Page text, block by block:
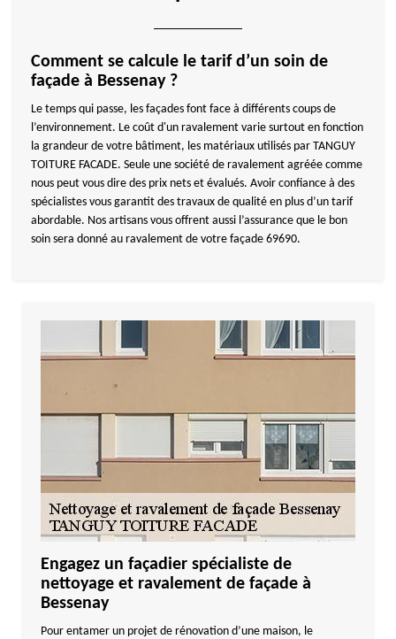
Comment se calcule le tarif d’un soin de
façade à Bessenay ?
Le temps qui passe, les façades font face à différents coups de
l’environnement. Le coût d'un ravalement varie surtout en fonction
la grandeur de votre bâtiment, les matériaux utilisés par TANGUY
TOITURE FACADE. Seule une société de ravalement agréée comme
nous peut vous dire des prix nets et évalués. Avoir confiance à des
spécialistes vous garantit des travaux de qualité en plus d’un tarif
abordable. Nos artisans vous offrent aussi l’assurance que le bon
soin sera donné au ravalement de votre façade 69690.
Engagez un façadier spécialiste de
nettoyage et ravalement de façade à
Bessenay
Pour entamer un projet de rénovation d’une maison, le